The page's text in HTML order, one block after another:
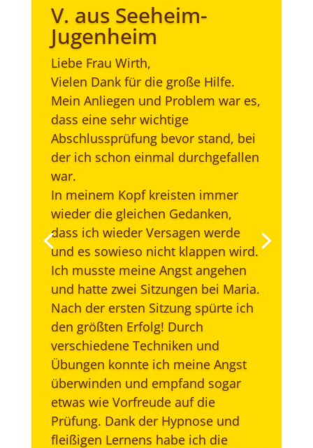
V. aus Seeheim-
Jugenheim
Liebe Frau Wirth,
Vielen Dank für die große Hilfe.
Mein Anliegen und Problem war es,
dass eine sehr wichtige
Abschlussprüfung bevor stand, bei
der ich schon einmal durchgefallen
war.
In meinem Kopf kreisten immer
wieder die gleichen Gedanken,
dass ich wieder Versagen werde
und es sowieso nicht klappen wird.
Ich musste meine Angst angehen
und hatte zwei Sitzungen bei Maria.
Nach der ersten Sitzung spürte ich
den größten Erfolg! Durch
verschiedene Techniken und
Übungen konnte ich meine Angst
überwinden und empfand sogar
etwas wie Vorfreude auf die
Prüfung. Dank der Hypnose und
fleißigen Lernens habe ich die